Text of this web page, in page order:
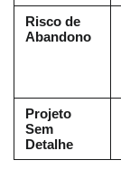
Risco de
Abandono
Projeto
Sem
Detalhe